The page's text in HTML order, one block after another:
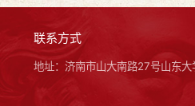
联系方式
地址：济南市山大南路27号山东大